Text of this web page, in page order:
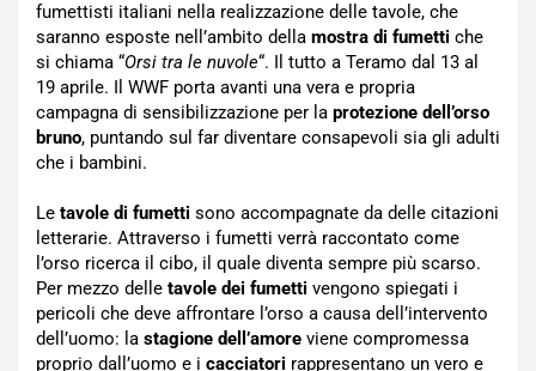
fumettisti italiani nella realizzazione delle tavole, che
saranno esposte nell’ambito della mostra di fumetti che
si chiama “Orsi tra le nuvole“. Il tutto a Teramo dal 13 al
19 aprile. Il WWF porta avanti una vera e propria
campagna di sensibilizzazione per la protezione dell’orso
bruno, puntando sul far diventare consapevoli sia gli adulti
che i bambini.
Le tavole di fumetti sono accompagnate da delle citazioni
letterarie. Attraverso i fumetti verrà raccontato come
l’orso ricerca il cibo, il quale diventa sempre più scarso.
Per mezzo delle tavole dei fumetti vengono spiegati i
pericoli che deve affrontare l’orso a causa dell’intervento
dell’uomo: la stagione dell’amore viene compromessa
proprio dall’uomo e i cacciatori rappresentano un vero e